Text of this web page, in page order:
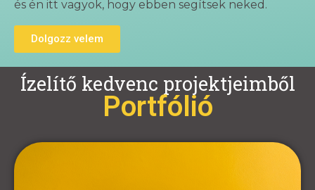
és én itt vagyok, hogy ebben segítsek neked.
Dolgozz velem
Ízelítő kedvenc projektjeimből
Portfólió